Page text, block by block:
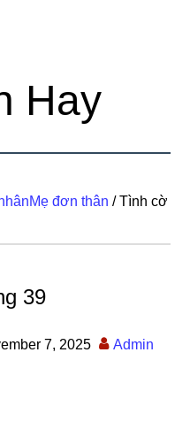
Hay
đơn thân /Tình cờ
39
7, 2025 Admin